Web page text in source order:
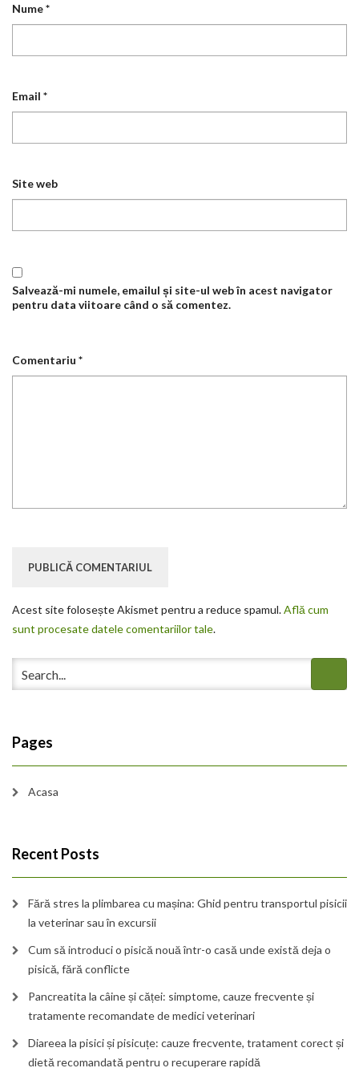
Nume*
Email *
Site web
Salvează-mi numele, emailul și site-ul web în acest navigator
pentru data viitoare când o să comentez.
Comentariu *
Acest site folosește Akismet pentru a reduce spamul.Află cum
sunt procesate datele comentariilor tale.
Pages
Acasa
Recent Posts
Fără stres la plimbarea cu mașina: Ghid pentru transportul pisicii
la veterinar sau în excursii
Cum să introduci o pisică nouă într-o casă unde există deja o
pisică, fără conflicte
Pancreatita la câine și căței: simptome, cauze frecvente și
tratamente recomandate de medici veterinari
Diareea la pisici și pisicuțe: cauze frecvente, tratament corect și
dietă recomandată pentru o recuperare rapidă